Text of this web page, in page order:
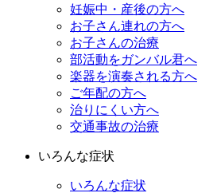
妊娠中・産後の方へ
お子さん連れの方へ
お子さんの治療
部活動をガンバル君へ
楽器を演奏される方へ
ご年配の方へ
治りにくい方へ
交通事故の治療
いろんな症状
いろんな症状